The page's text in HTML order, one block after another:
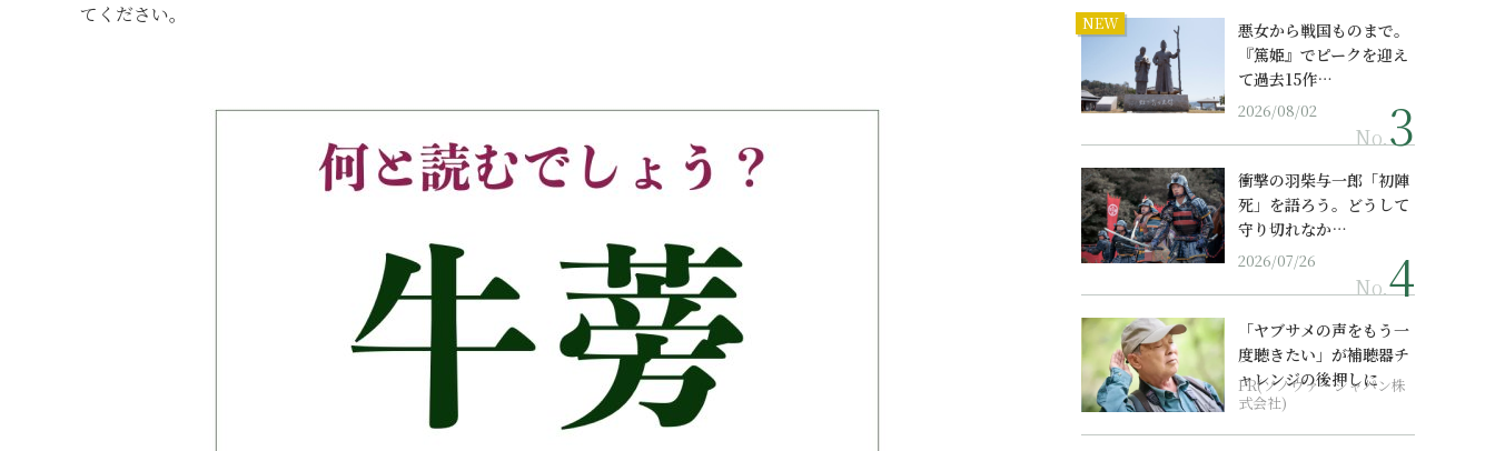
てください。
NEW
悪女から戦国ものまで。
『篤姫』でピークを迎え
て過去15作…
2026/08/02
No.
衝撃の羽柴与一郎「初陣
死」を語ろう。どうして
守り切れなか…
2026/07/26
No.
「ヤブサメの声をもう一
度聴きたい」が補聴器チ
ャレンジの後押しに
PR(ソノヴァ・ジャパン株
式会社)